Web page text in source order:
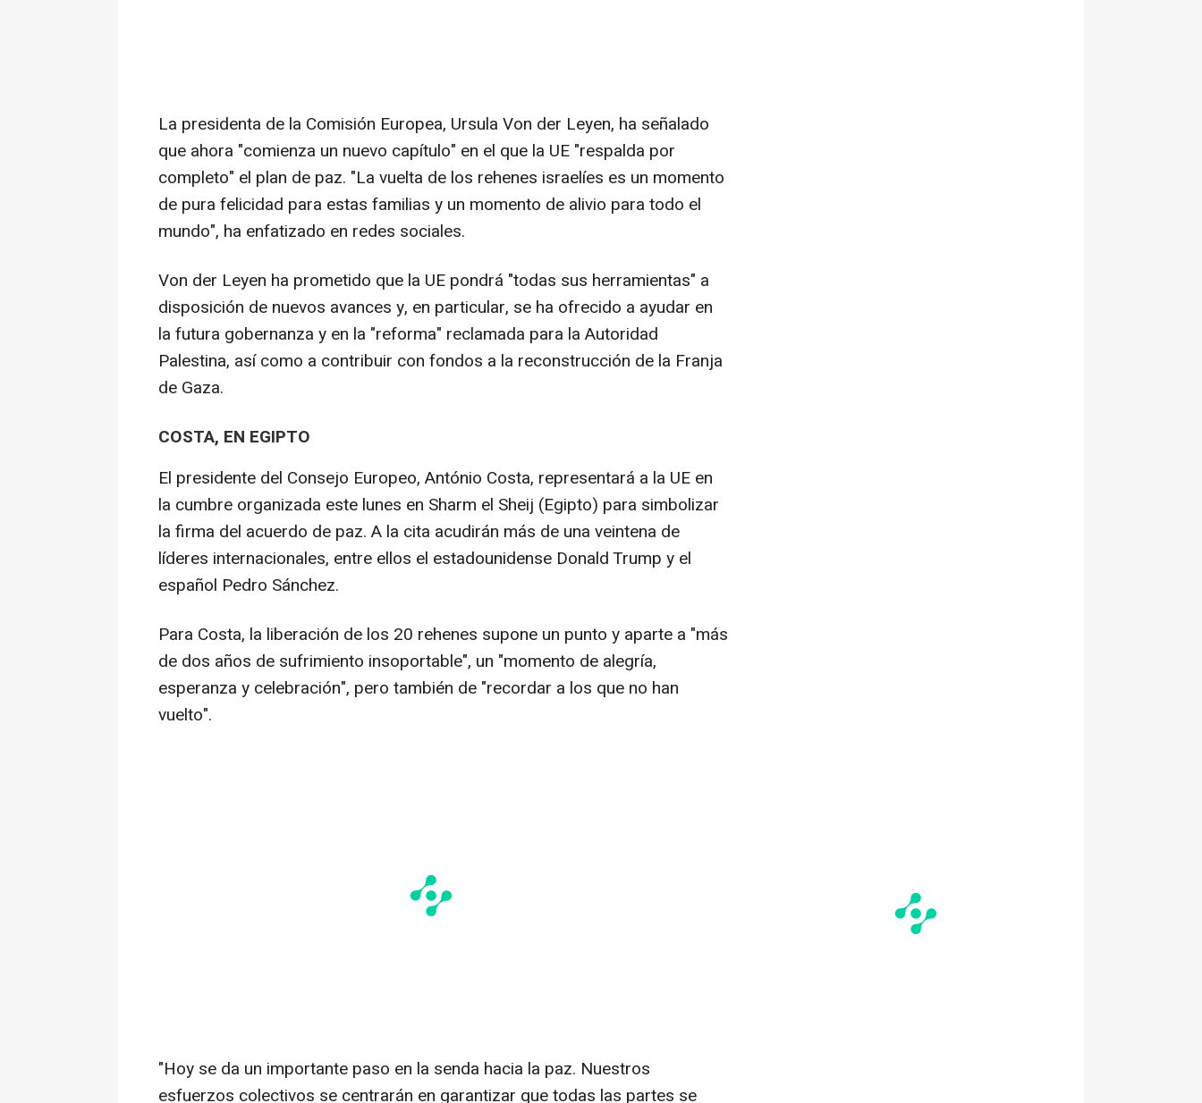
La presidenta de la Comisión Europea, Ursula Von der Leyen, ha señalado
que ahora "comienza un nuevo capítulo" en el que la UE "respalda por
completo" el plan de paz. "La vuelta de los rehenes israelíes es un momento
de pura felicidad para estas familias y un momento de alivio para todo el
mundo", ha enfatizado en redes sociales.
Von der Leyen ha prometido que la UE pondrá "todas sus herramientas" a
disposición de nuevos avances y, en particular, se ha ofrecido a ayudar en
la futura gobernanza y en la "reforma" reclamada para la Autoridad
Palestina, así como a contribuir con fondos a la reconstrucción de la Franja
de Gaza.
COSTA, EN EGIPTO
El presidente del Consejo Europeo, António Costa, representará a la UE en
la cumbre organizada este lunes en Sharm el Sheij (Egipto) para simbolizar
la firma del acuerdo de paz. A la cita acudirán más de una veintena de
líderes internacionales, entre ellos el estadounidense Donald Trump y el
español Pedro Sánchez.
Para Costa, la liberación de los 20 rehenes supone un punto y aparte a "más
de dos años de sufrimiento insoportable", un "momento de alegría,
esperanza y celebración", pero también de "recordar a los que no han
vuelto".
"Hoy se da un importante paso en la senda hacia la paz. Nuestros
esfuerzos colectivos se centrarán en garantizar que todas las partes se